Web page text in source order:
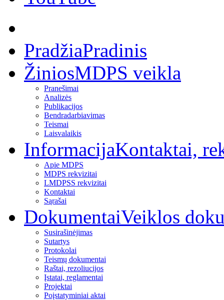
PradžiaPradinis
ŽiniosMDPS veikla
Pranešimai
Analizės
Publikacijos
Bendradarbiavimas
Teismai
Laisvalaikis
InformacijaKontaktai,
Apie MDPS
MDPS rekvizitai
LMDPSS rekvizitai
Kontaktai
Sąrašai
DokumentaiVeiklos
Susirašinėjimas
Sutartys
Protokolai
Teismų dokumentai
Raštai, rezoliucijos
Įstatai, reglamentai
Projektai
Poįstatyminiai aktai